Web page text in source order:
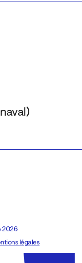
2026
légales